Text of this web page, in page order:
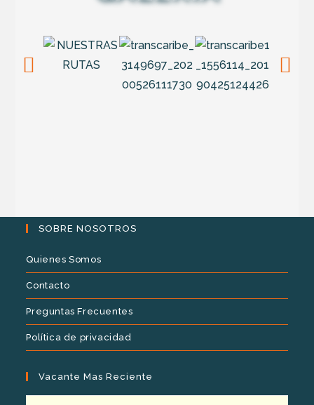
SOBRE NOSOTROS
Quienes Somos
Contacto
Preguntas Frecuentes
Política de privacidad
Vacante Mas Reciente